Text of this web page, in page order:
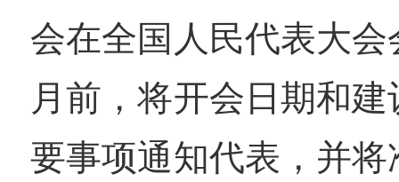
会在全国人民代表大
月前，将开会日期和
要事项通知代表，并